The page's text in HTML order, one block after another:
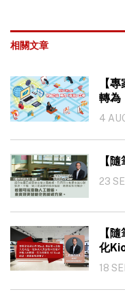
相關文章
【
轉為
4
【
23
【
化
18